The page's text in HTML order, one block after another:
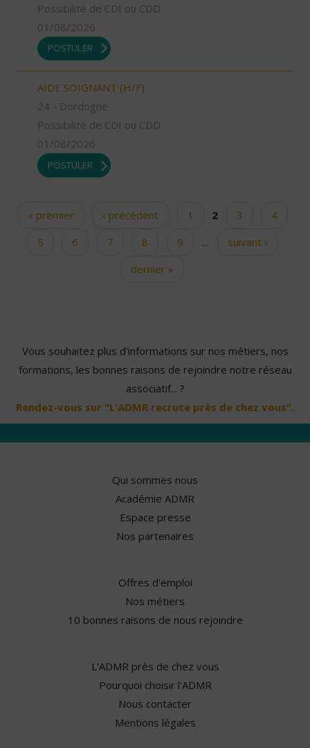
Possibilité de CDI ou CDD
01/08/2026
POSTULER
AIDE SOIGNANT (H/F)
24 - Dordogne
Possibilité de CDI ou CDD
01/08/2026
POSTULER
Pages« premier ‹ précédent 1 2 3
4
5
6 7 8 9 …
suivant ›
dernier »
Vous souhaitez plus d'informations sur nos métiers, nos
formations, les bonnes raisons de rejoindre notre réseau
associatif... ?
Rendez-vous sur "L'ADMR recrute près de chez vous".
Qui sommes nous
Académie ADMR
Espace presse
Nos partenaires
Offres d'emploi
Nos métiers
10 bonnes raisons de nous rejoindre
L'ADMR près de chez vous
Pourquoi choisir l'ADMR
Nous contacter
Mentions légales